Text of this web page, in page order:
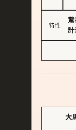
特性
驚
計
大